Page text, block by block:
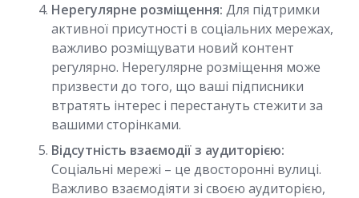
Нерегулярне розміщення: Для підтримки
активної присутності в соціальних мережах,
важливо розміщувати новий контент
регулярно. Нерегулярне розміщення може
призвести до того, що ваші підписники
втратять інтерес і перестануть стежити за
вашими сторінками.
Відсутність взаємодії з аудиторією:
Соціальні мережі – це двосторонні вулиці.
Важливо взаємодіяти зі своєю аудиторією,